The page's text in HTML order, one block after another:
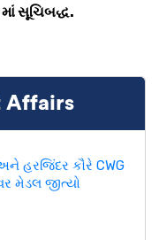
માં સૂચિબદ્ધ.
Affairs
હરજિંદર કૌરે CWG
મેડલ જીત્યો